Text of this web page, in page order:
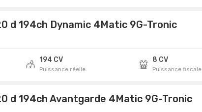
d 194ch Dynamic 4Matic 9G-Tronic
194 CV
Puissance réelle
8 CV
Puissance fiscale
d 194ch Avantgarde 4Matic 9G-Tronic